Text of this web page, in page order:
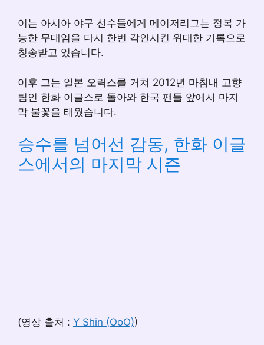
이는 아시아 야구 선수들에게 메이저리그는 정복 가
능한 무대임을 다시 한번 각인시킨 위대한 기록으로
칭송받고 있습니다.
이후 그는 일본 오릭스를 거쳐 2012년 마침내 고향
팀인 한화 이글스로 돌아와 한국 팬들 앞에서 마지
막 불꽃을 태웠습니다.
승수를 넘어선 감동, 한화 이글
스에서의 마지막 시즌
(영상 출처 : Y Shin (OoO))